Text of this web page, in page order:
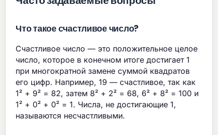
Что такое счастливое число?
Счастливое число — это положительное целое
число, которое в конечном итоге достигает 1
при многократной замене суммой квадратов
его цифр. Например, 19 — счастливое, так как
1² + 9² = 82, затем 8² + 2² = 68, 6² + 8² = 100 и
1² + 0² + 0² = 1. Числа, не достигающие 1,
называются несчастливыми.